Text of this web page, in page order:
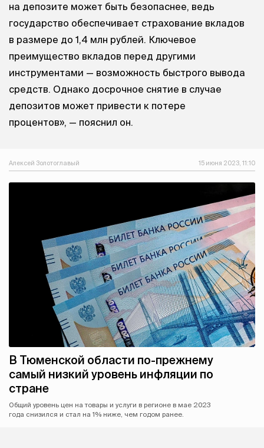
на депозите может быть безопаснее, ведь
государство обеспечивает страхование вкладов
в размере до 1,4 млн рублей. Ключевое
преимущество вкладов перед другими
инструментами — возможность быстрого вывода
средств. Однако досрочное снятие в случае
депозитов может привести к потере
процентов», — пояснил он.
Алексей Золотоглавый 15 июня 2023, 11:10
В Тюменской области по-прежнему
самый низкий уровень инфляции по
стране
Общий уровень цен на товары и услуги в регионе в мае 2023
года снизился и стал на 1% ниже, чем годом ранее.